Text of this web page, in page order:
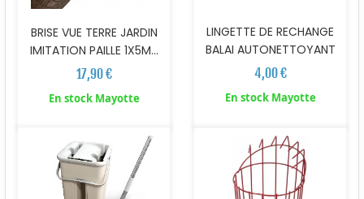
BRISE VUE TERRE JARDIN
IMITATION PAILLE 1X5M...
17,90 €
En stock Mayotte
LINGETTE DE RECHANGE
BALAI AUTONETTOYANT
4,00 €
En stock Mayotte